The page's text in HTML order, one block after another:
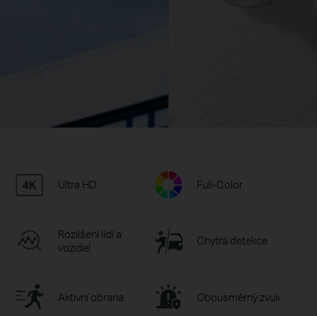
Ultra HD Full-Color
Rozlišení lidí a
vozidel
Chytrá detekce
Aktivní obrana Obousměrný zvuk